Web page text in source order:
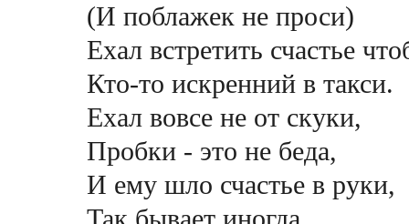
(И поблажек не проси)
Ехал встретить счастье
Кто-то искренний в такси.
Ехал вовсе не от скуки,
Пробки - это не беда,
И ему шло счастье в руки,